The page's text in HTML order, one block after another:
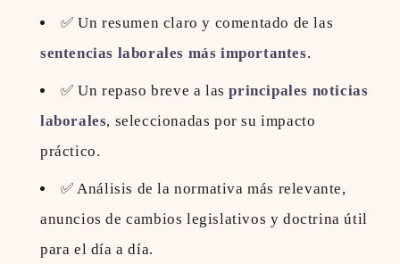
✅ Un resumen claro y comentado de las
sentencias laborales más importantes.
✅ Un repaso breve a lasprincipales noticias
laborales, seleccionadas por su impacto
práctico.
✅ Análisis de la normativa más relevante,
anuncios de cambios legislativos y doctrina útil
para el día a día.